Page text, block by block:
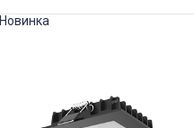
Новинка